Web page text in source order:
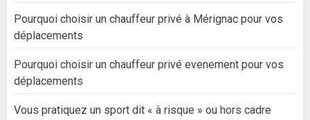
Pourquoi choisir un chauffeur privé à Mérignac pour vos
déplacements
Pourquoi choisir un chauffeur privé evenement pour vos
déplacements
Vous pratiquez un sport dit « à risque » ou hors cadre